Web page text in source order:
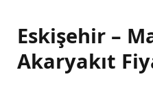
Eskişehir –
Akaryakıt